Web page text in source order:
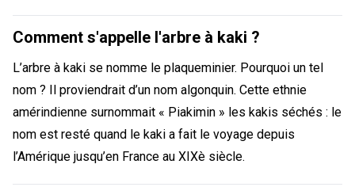
Comment s'appelle l'arbre à kaki ?
L’arbre à kaki se nomme le plaqueminier. Pourquoi un tel
nom ? Il proviendrait d’un nom algonquin. Cette ethnie
amérindienne surnommait « Piakimin » les kakis séchés : le
nom est resté quand le kaki a fait le voyage depuis
l’Amérique jusqu’en France au XIXè siècle.